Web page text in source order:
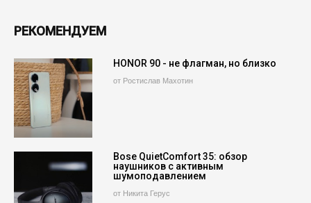
РЕКОМЕНДУЕМ
HONOR 90 - не флагман, но близко
от Ростислав Махотин
Bose QuietComfort 35: обзор
наушников с активным
шумоподавлением
от Никита Герус